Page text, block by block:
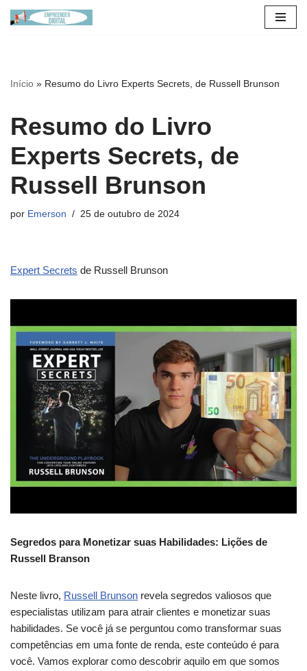
conteúdo
Início » Resumo do Livro Experts Secrets, de Russell Brunson
Resumo do Livro
Experts Secrets, de
Russell Brunson
por Emerson 25 de outubro de 2024
Expert Secrets de Russell Brunson
Segredos para Monetizar suas Habilidades: Lições de
Russell Branson
Neste livro, Russell Brunson revela segredos valiosos que
especialistas utilizam para atrair clientes e monetizar suas
habilidades. Se você já se perguntou como transformar suas
competências em uma fonte de renda, este conteúdo é para
você. Vamos explorar como descobrir aquilo em que somos